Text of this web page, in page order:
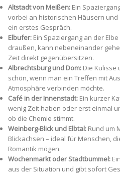
Altstadt von Meißen: Ein
vorbei an historischen Häusern und
ein erstes Gespräch.
Elbufer: Ein Spaziergang an der
draußen, kann nebeneinander
Zeit direkt gegenübersitzen.
Albrechtsburg und Dom: Die Kulisse
schön, wenn man ein Treffen mit
Atmosphäre verbinden möchte.
Café in der Innenstadt: Ein kurzer
wenig Zeit haben oder erst einmal
ob die Chemie stimmt.
Weinberg-Blick und Elbtal: Rund um
Blickachsen – ideal für Menschen,
Romantik mögen.
Wochenmarkt oder Stadtbummel:
aus der Situation und gibt sofort